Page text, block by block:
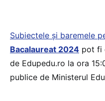
Subiectele și baremele
Bacalaureat 2024 pot fi
de Edupedu.ro la ora
publice de Ministerul